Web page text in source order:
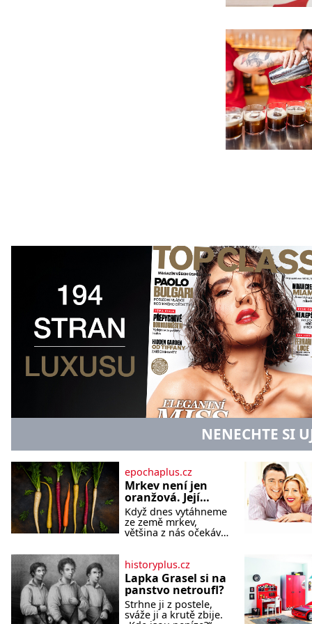
NENECHTE SI
epochaplus.cz
Mrkev není jen
oranžová. Její
neuvěřitelný
příběh začíná
fialovou barvou
Když dnes vytáhneme
ze země mrkev,
většina z nás očekává
historie je mrkev
všechno možné, jen
ne oranžová. Je
fialová, žlutá, bílá,
někdy dokonce téměř
černá. Až díky stovkám
historyplus.cz
Lapka Grasel si na
panstvo netroufl?
Strhne ji z postele,
sváže ji a krutě zbije.